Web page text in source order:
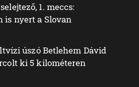
1. meccs:
is nyert a Slovan
úszó Betlehem Dávid
ki 5 kilométeren